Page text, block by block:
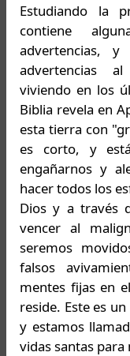
Estudiando la
contiene
advertencias,
advertencias
viviendo en los
Biblia revela en
esta tierra con
es corto, y
engañarnos y
hacer todos los
Dios y a través
vencer al
seremos
falsos
mentes fijas en
reside. Este es
y estamos
vidas santas para